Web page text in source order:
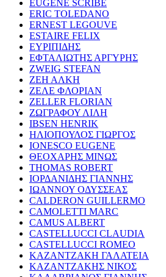
EUGENE SCRIBE
ERIC TOLEDANO
ERNEST LEGOUVE
ESTAIRE FELIX
ΕΥΡΙΠΙΔΗΣ
ΕΦΤΑΛΙΩΤΗΣ ΑΡΓΥΡΗΣ
ZWEIG STEFAN
ΖΕΗ ΑΛΚΗ
ΖΕΛΕ ΦΛΟΡΙΑΝ
ZELLER FLORIAN
ΖΩΓΡΑΦΟΥ ΛΙΛΗ
IBSEN HENRIK
ΗΛΙΟΠΟΥΛΟΣ ΓΙΩΡΓΟΣ
IONESCO EUGENE
ΘΕΟΧΑΡΗΣ ΜΙΝΩΣ
THOMAS ROBERT
ΙΟΡΔΑΝΙΔΗΣ ΓΙΑΝΝΗΣ
ΙΩΑΝΝΟΥ ΟΔΥΣΣΕΑΣ
CALDERON GUILLERMO
CAMOLETTI MARC
CAMUS ALBERT
CASTELLUCCI CLAUDIA
CASTELLUCCI ROMEO
ΚΑΖΑΝΤΖΑΚΗ ΓΑΛΑΤΕΙΑ
ΚΑΖΑΝΤΖΑΚΗΣ ΝΙΚΟΣ